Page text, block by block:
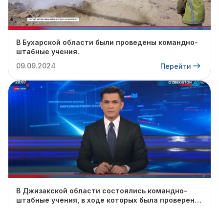
В Бухарской области были проведены командно-
штабные учения.
09.09.2024
Перейти
В Джизакской области состоялись командно-
штабные учения, в ходе которых была проверена